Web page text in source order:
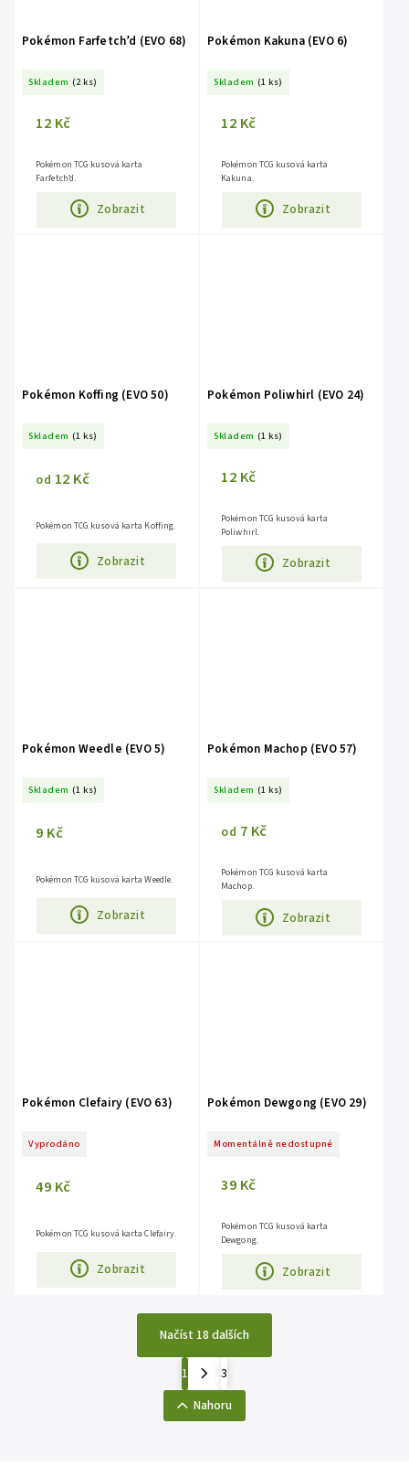
Pokémon Farfetch’d (EVO 68)
Skladem (2 ks)
12 Kč
Zobrazit
Pokémon TCG kusová karta
Farfetch’d.
Pokémon Kakuna (EVO 6)
Skladem (1 ks)
12 Kč
Zobrazit
Pokémon TCG kusová karta
Kakuna.
Pokémon Koffing (EVO 50)
Skladem (1 ks)
od 12 Kč
Zobrazit
Pokémon TCG kusová karta Koffing.
Pokémon Poliwhirl (EVO 24)
Skladem (1 ks)
12 Kč
Zobrazit
Pokémon TCG kusová karta
Poliwhirl.
Pokémon Weedle (EVO 5)
Skladem (1 ks)
9 Kč
Zobrazit
Pokémon TCG kusová karta Weedle.
Pokémon Machop (EVO 57)
Skladem (1 ks)
od 7 Kč
Zobrazit
Pokémon TCG kusová karta
Machop.
Pokémon Clefairy (EVO 63)
Vyprodáno
49 Kč
Zobrazit
Pokémon TCG kusová karta Clefairy.
Pokémon Dewgong (EVO 29)
Momentálně nedostupné
39 Kč
Zobrazit
Pokémon TCG kusová karta
Dewgong.
Načíst 18 dalších
1
3
Nahoru